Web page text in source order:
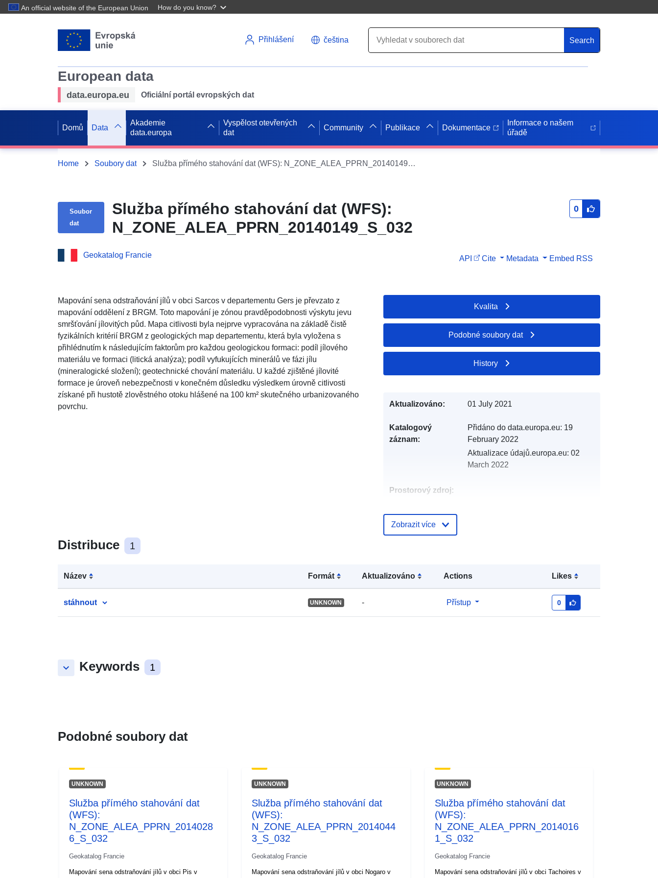
An official website of the European Union How do you know?
Přihlášení čeština Search
European data
data.europa.eu Oficiální portál evropských dat
Domů Data
Akademie
data.europa
Vyspělost otevřených
dat
Community Publikace Dokumentace
Informace o našem
úřadě
Home Soubory dat Služba přímého stahování dat (WFS): N_ZONE_ALEA_PPRN_20140149_S_032
Soubor
dat
Služba přímého stahování dat (WFS):
N_ZONE_ALEA_PPRN_20140149_S_032
0
Geokatalog Francie API Cite Metadata Embed RSS
Mapování sena odstraňování jílů v obci Sarcos v departementu Gers je převzato z
mapování oddělení z BRGM. Toto mapování je zónou pravděpodobnosti výskytu jevu
smršťování jílovitých půd. Mapa citlivosti byla nejprve vypracována na základě čistě
fyzikálních kritérií BRGM z geologických map departementu, která byla vyložena s
přihlédnutím k následujícím faktorům pro každou geologickou formaci: podíl jílového
materiálu ve formaci (litická analýza); podíl vyfukujících minerálů ve fázi jílu
(mineralogické složení); geotechnické chování materiálu. U každé zjištěné jílovité
formace je úroveň nebezpečnosti v konečném důsledku výsledkem úrovně citlivosti
získané při hustotě zlověstného otoku hlášené na 100 km² skutečného urbanizovaného
povrchu.
Distribuce 1
Název Formát Aktualizováno Actions Likes
stáhnout UNKNOWN - Přístup 0
keyboard_arrow_down Keywords 1
Kvalita
Podobné soubory dat
History
Aktualizováno: 01 July 2021
Katalogový
záznam:
Přidáno do data.europa.eu: 19
February 2022
Aktualizace údajů.europa.eu: 02
March 2022
Prostorový zdroj:
Identifikátory:
120066022-srv-28441638-28ab-
4d56-a36f-38fbfe6c4cc3
Zobrazit více
Podobné soubory dat
UNKNOWN
Služba přímého stahování dat
(WFS):
N_ZONE_ALEA_PPRN_2014028
6_S_032
Geokatalog Francie
Mapování sena odstraňování jílů v obci Pis v
UNKNOWN
Služba přímého stahování dat
(WFS):
N_ZONE_ALEA_PPRN_2014044
3_S_032
Geokatalog Francie
Mapování sena odstraňování jílů v obci Nogaro v
UNKNOWN
Služba přímého stahování dat
(WFS):
N_ZONE_ALEA_PPRN_2014016
1_S_032
Geokatalog Francie
Mapování sena odstraňování jílů v obci Tachoires v